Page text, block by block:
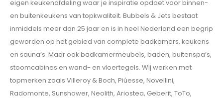
eigen keukenafdeling waar je inspiratie opdoet voor binnen-
en buitenkeukens van topkwaliteit. Bubbels & Jets bestaat
inmiddels meer dan 25 jaar en is in heel Nederland een begrip
geworden op het gebied van complete badkamers, keukens
en sauna’s. Maar ook badkamermeubels, baden, buitenspa’s,
stoomcabines en wand- en vloertegels. Wij werken met
topmerken zoals Villeroy & Boch, Piúesse, Novellini,
Radomonte, Sunshower, Neolith, Ariostea, Geberit, ToTo,